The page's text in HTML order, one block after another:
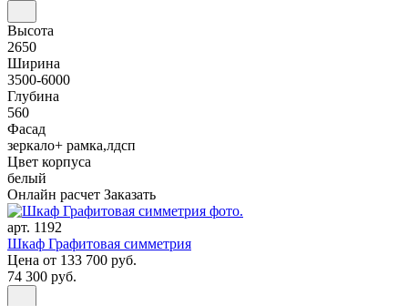
Высота
2650
Ширина
3500-6000
Глубина
560
Фасад
зеркало+ рамка,лдсп
Цвет корпуса
белый
Онлайн расчет Заказать
арт. 1192
Шкаф Графитовая симметрия
Цена от 133 700 руб.
74 300 руб.